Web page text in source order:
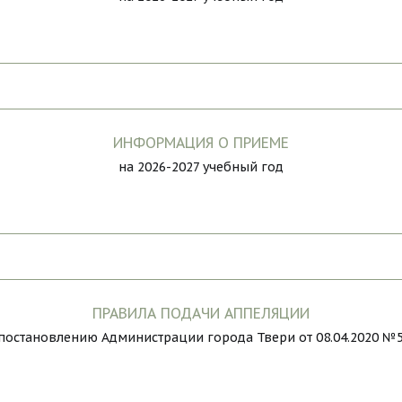
ИНФОРМАЦИЯ О ПРИЕМЕ
на 2026-2027 учебный год
ПРАВИЛА ПОДАЧИ АППЕЛЯЦИИ
Администрации города Твери от 08.04.2020